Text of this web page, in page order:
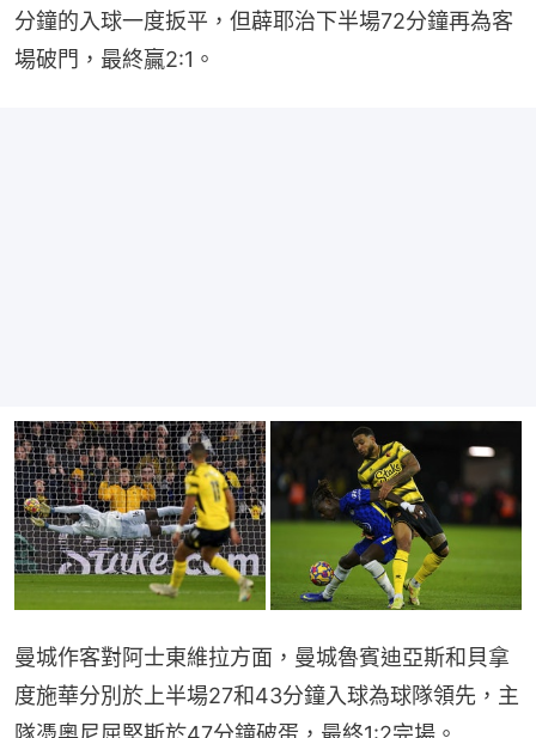
分鐘的入球一度扳平，但薜耶治下半場72分鐘再為客
場破門，最終贏2:1。
曼城作客對阿士東維拉方面，曼城魯賓迪亞斯和貝拿
度施華分別於上半場27和43分鐘入球為球隊領先，主